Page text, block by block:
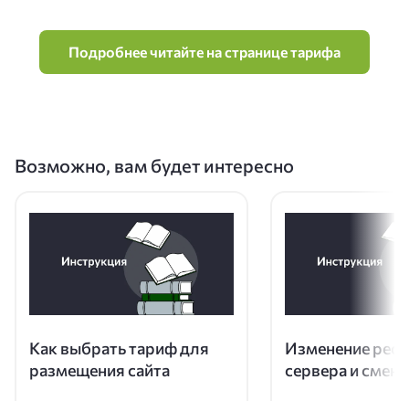
Подробнее читайте на странице тарифа
Возможно, вам будет интересно
Как выбрать тариф для
размещения сайта
Изменение
сервера и